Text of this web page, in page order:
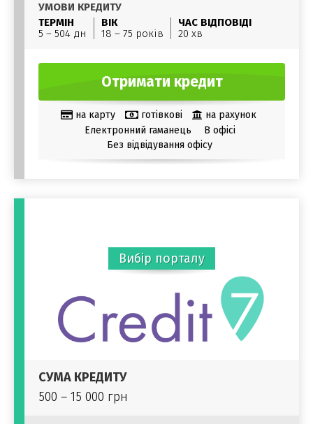
УМОВИ КРЕДИТУ
ТЕРМІН
5 – 504 дн
ВІК
18 – 75 років
ЧАС ВІДПОВІДІ
20 хв
Отримати кредит
на карту готівкові
на рахунок
Електронний гаманець
В офісі
Без відвідування офісу
Вибір порталу
СУМА КРЕДИТУ
500 – 15 000 грн